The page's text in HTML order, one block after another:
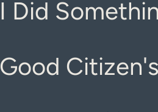
I Did
Good